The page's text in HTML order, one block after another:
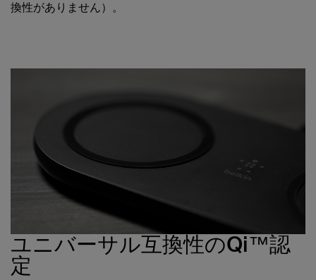
換性がありません）。
ユニバーサル互換性のQi™認
定